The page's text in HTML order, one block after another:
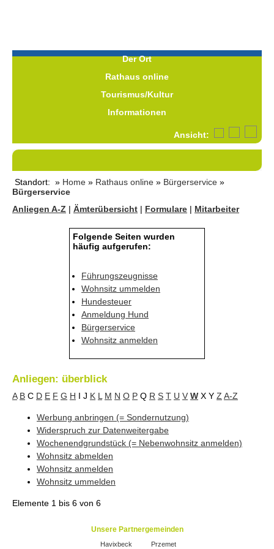
Der Ort
Rathaus online
Tourismus/Kultur
Informationen
Ansicht:
Standort: » Home » Rathaus online » Bürgerservice »
Bürgerservice
Anliegen A-Z | Ämterübersicht | Formulare | Mitarbeiter
Folgende Seiten wurden
häufig aufgerufen:
Führungszeugnisse
Wohnsitz ummelden
Hundesteuer
Anmeldung Hund
Bürgerservice
Wohnsitz anmelden
Anliegen: überblick
A B C D E F G H I J K L M N O P Q R S T U V W X Y Z A-Z
Werbung anbringen (= Sondernutzung)
Widerspruch zur Datenweitergabe
Wochenendgrundstück (= Nebenwohnsitz anmelden)
Wohnsitz abmelden
Wohnsitz anmelden
Wohnsitz ummelden
Elemente 1 bis 6 von 6
Unsere Partnergemeinden
Havixbeck Przemet